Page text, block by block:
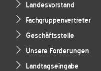
Landesvorstand
Fachgruppenvertreter
Geschäftsstelle
Unsere Forderungen
Landtagseingabe